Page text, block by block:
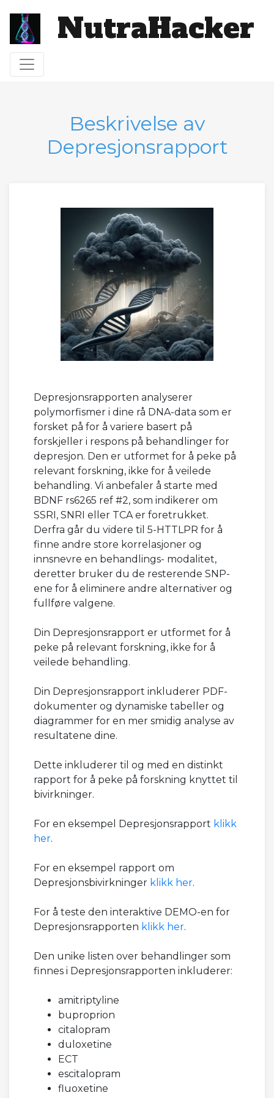
NutraHacker
Toggle navigation
Beskrivelse av
Depresjonsrapport
Depresjonsrapporten analyserer
polymorfismer i dine rå DNA-data som er
forsket på for å variere basert på
forskjeller i respons på behandlinger for
depresjon. Den er utformet for å peke på
relevant forskning, ikke for å veilede
behandling. Vi anbefaler å starte med
BDNF rs6265 ref #2, som indikerer om
SSRI, SNRI eller TCA er foretrukket.
Derfra går du videre til 5-HTTLPR for å
finne andre store korrelasjoner og
innsnevre en behandlings- modalitet,
deretter bruker du de resterende SNP-
ene for å eliminere andre alternativer og
fullføre valgene.
Din Depresjonsrapport er utformet for å
peke på relevant forskning, ikke for å
veilede behandling.
Din Depresjonsrapport inkluderer PDF-
dokumenter og dynamiske tabeller og
diagrammer for en mer smidig analyse av
resultatene dine.
Dette inkluderer til og med en distinkt
rapport for å peke på forskning knyttet til
bivirkninger.
For en eksempel Depresjonsrapport klikk
her.
For en eksempel rapport om
Depresjonsbivirkninger klikk her.
For å teste den interaktive DEMO-en for
Depresjonsrapporten klikk her.
Den unike listen over behandlinger som
finnes i Depresjonsrapporten inkluderer:
amitriptyline
buproprion
citalopram
duloxetine
ECT
escitalopram
fluoxetine